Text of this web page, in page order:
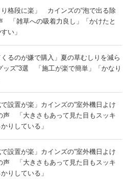
り格段に楽」 カインズの“泡で出る除
「雑草への吸着力良し」「かけたと
い」
くるのが嫌で購入」夏の草むしりを減ら
ッズ”3選 「施工が楽で簡単」「かなり
で設置が楽」カインズの“室外機日よけ
声 「大きさもあって見た目もスッキ
りしている」
で設置が楽」カインズの“室外機日よけ
声 「大きさもあって見た目もスッキ
りしている」